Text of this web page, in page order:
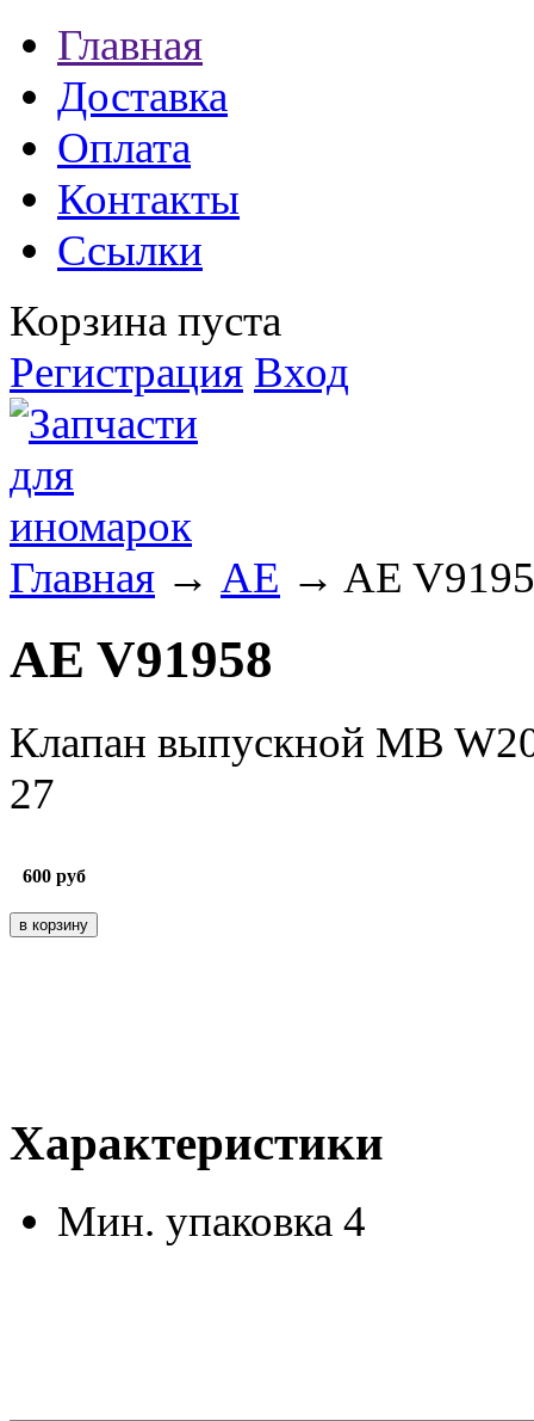
Главная
Доставка
Оплата
Контакты
Ссылки
Корзина пуста
Регистрация Вход
Главная → AE → AE
AE V91958
Клапан выпускной MB
27
600 руб
Характеристики
Мин. упаковка 4